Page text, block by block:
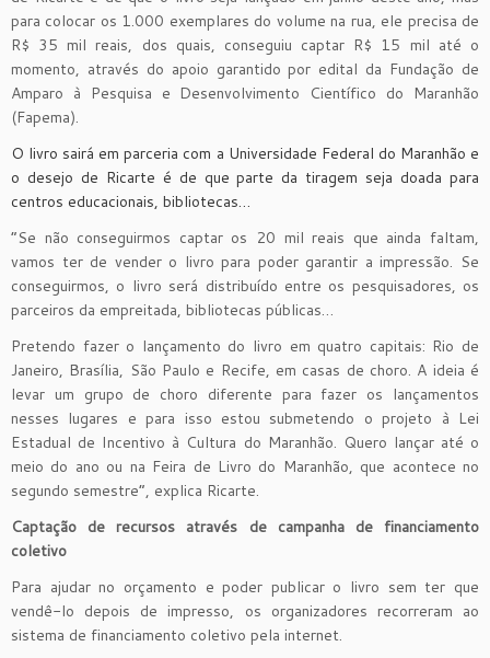
para colocar os 1.000 exemplares do volume na rua, ele precisa de
R$ 35 mil reais, dos quais, conseguiu captar R$ 15 mil até o
momento, através do apoio garantido por edital da Fundação de
Amparo à Pesquisa e Desenvolvimento Científico do Maranhão
(Fapema).
O livro sairá em parceria com a Universidade Federal do Maranhão e
o desejo de Ricarte é de que parte da tiragem seja doada para
centros educacionais, bibliotecas…
“Se não conseguirmos captar os 20 mil reais que ainda faltam,
vamos ter de vender o livro para poder garantir a impressão. Se
conseguirmos, o livro será distribuído entre os pesquisadores, os
parceiros da empreitada, bibliotecas públicas…
Pretendo fazer o lançamento do livro em quatro capitais: Rio de
Janeiro, Brasília, São Paulo e Recife, em casas de choro. A ideia é
levar um grupo de choro diferente para fazer os lançamentos
nesses lugares e para isso estou submetendo o projeto à Lei
Estadual de Incentivo à Cultura do Maranhão. Quero lançar até o
meio do ano ou na Feira de Livro do Maranhão, que acontece no
segundo semestre”, explica Ricarte.
Captação de recursos através de campanha de financiamento
coletivo
Para ajudar no orçamento e poder publicar o livro sem ter que
vendê-lo depois de impresso, os organizadores recorreram ao
sistema de financiamento coletivo pela internet.